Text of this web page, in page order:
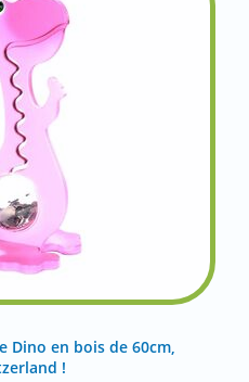
Dino en bois de 60cm,
!